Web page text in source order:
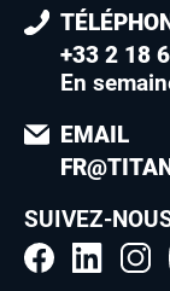
+33 2 18
En
EMAIL
SUIVEZ-